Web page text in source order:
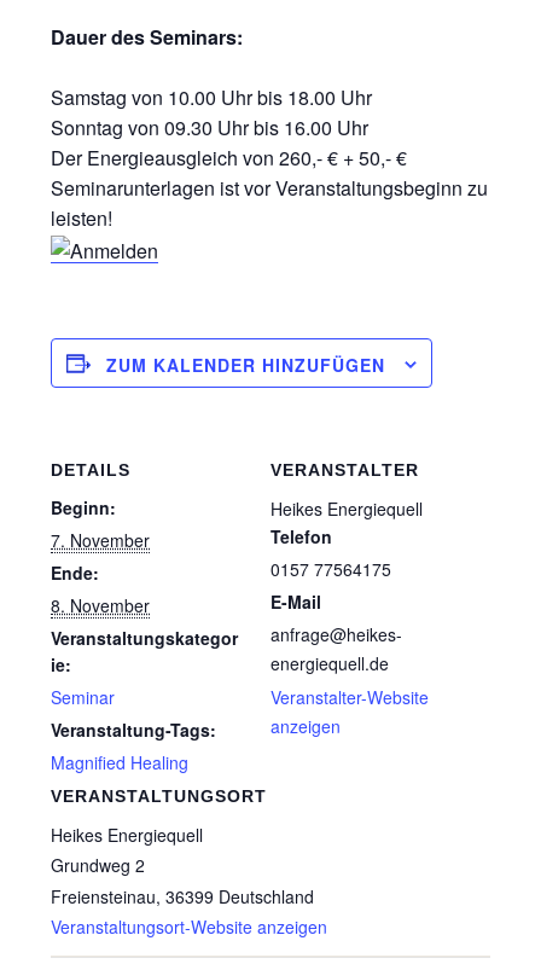
Dauer des Seminars:
Samstag von 10.00 Uhr bis 18.00 Uhr
Sonntag von 09.30 Uhr bis 16.00 Uhr
Der Energieausgleich von 260,- € + 50,- €
Seminarunterlagen ist vor Veranstaltungsbeginn zu
leisten!
ZUM KALENDER HINZUFÜGEN
DETAILS
Beginn:
7. November
Ende:
8. November
Veranstaltungskategor
ie:
Seminar
Veranstaltung-Tags:
Magnified Healing
VERANSTALTUNGSORT
Heikes Energiequell
Grundweg 2
Freiensteinau, 36399 Deutschland
Veranstaltungsort-Website anzeigen
VERANSTALTER
Heikes Energiequell
Telefon
0157 77564175
E-Mail
anfrage@heikes-
energiequell.de
Veranstalter-Website
anzeigen